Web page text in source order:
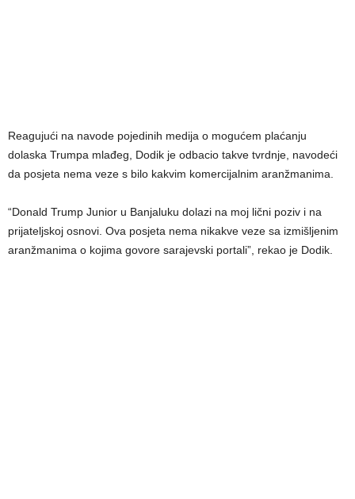
Reagujući na navode pojedinih medija o mogućem plaćanju
dolaska Trumpa mlađeg, Dodik je odbacio takve tvrdnje, navodeći
da posjeta nema veze s bilo kakvim komercijalnim aranžmanima.
“Donald Trump Junior u Banjaluku dolazi na moj lični poziv i na
prijateljskoj osnovi. Ova posjeta nema nikakve veze sa izmišljenim
aranžmanima o kojima govore sarajevski portali”, rekao je Dodik.